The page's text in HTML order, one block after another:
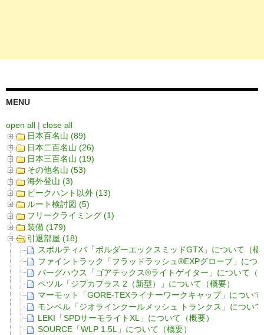
MENU
open all | close all
日本百名山 (89)
日本二百名山 (26)
日本三百名山 (19)
その他名山 (53)
海外登山 (3)
ピークハント以外 (13)
ルート検討図 (5)
フリークライミング (1)
装備 (179)
引退部屋 (18)
スポルティバ「ボルダーエックスミッドGTX」について（概
ファイントラック「フラッドラッシュ®EXPグローブ」につ
バーグハウス「ゴアテックス®ライトゲイター」について（
ペツル「ジプカプラス 2（新型）」について（概要）
マーモット「GORE-TEXライナーワークキャップ」について
モンベル「ジオラインクールメッシュ トランクス」につい
LEKI「SPDサーモライトXL」について（概要）
SOURCE「WLP 1.5L」について（概要）